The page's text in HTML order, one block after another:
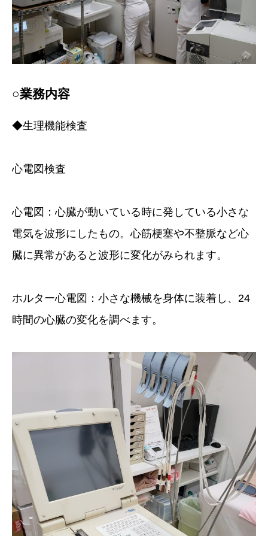
○業務内容
◆生理機能検査
心電図検査
心電図：心臓が動いている時に発している小さな
電気を波形にしたもの。心筋梗塞や不整脈など心
臓に異常があると波形に変化がみられます。
ホルター心電図：小さな機械を身体に装着し、24
時間の心臓の変化を調べます。